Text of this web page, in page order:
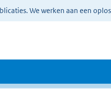
We werken aan een